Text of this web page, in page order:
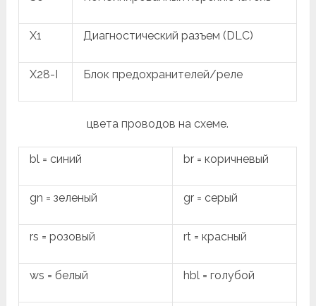
X1 Диагностический разъем (DLC)
X28-I Блок предохранителей/реле
цвета проводов на схеме.
bl = синий br = коричневый
gn = зеленый gr = серый
rs = розовый rt = красный
ws = белый hbl = голубой